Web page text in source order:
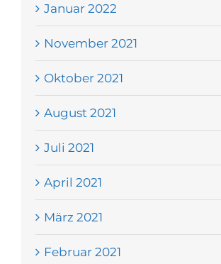
Januar 2022
November 2021
Oktober 2021
August 2021
Juli 2021
April 2021
März 2021
Februar 2021